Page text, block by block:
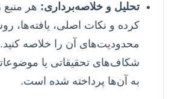
تحلیل و خلاصه‌برداری: هر منبع
کرده و نکات اصلی، یافته‌ها،
محدودیت‌های آن را خلاصه کنید.
شکاف‌های تحقیقاتی یا
به آن‌ها پرداخته شده است.